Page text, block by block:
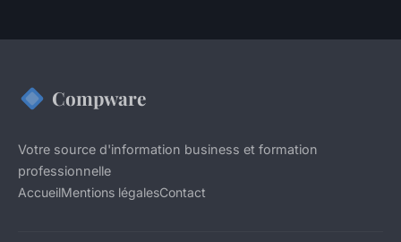
Compware
Votre source d'information business et formation
professionnelle
AccueilMentions légalesContact